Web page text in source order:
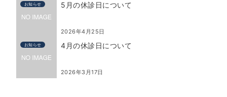
お知らせ 5月の休診日について
2026年4月25日
お知らせ 4月の休診日について
2026年3月17日